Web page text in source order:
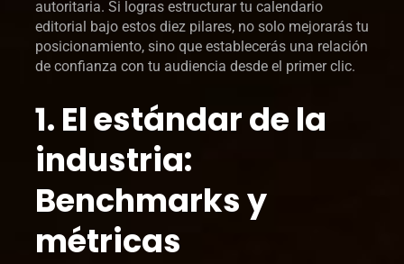
autoritaria. Si logras estructurar tu calendario
editorial bajo estos diez pilares, no solo mejorarás tu
posicionamiento, sino que establecerás una relación
de confianza con tu audiencia desde el primer clic.
1. El estándar de la
industria:
Benchmarks y
métricas